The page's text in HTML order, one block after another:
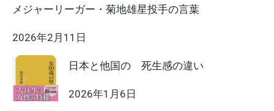
メジャーリーガー・菊地雄星投手の言葉
2026年2月11日
日本と他国の 死生感の違い
2026年1月6日